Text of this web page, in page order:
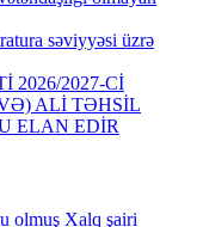
səviyyəsi üzrə
2026/2027-Cİ
ALİ TƏHSİL
ELAN EDİR
olmuş Xalq şairi